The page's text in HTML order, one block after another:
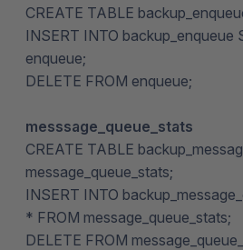
CREATE TABLE
INSERT INTO backup_enqueue
enqueue;
DELETE FROM enqueue;
messsage_queue_stats
CREATE TABLE
message_queue_stats;
INSERT INTO
* FROM message_queue_stats;
DELETE FROM